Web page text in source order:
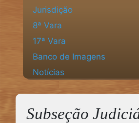
Jurisdição
8ª Vara
17ª Vara
Banco de Imagens
Notícias
Subseção